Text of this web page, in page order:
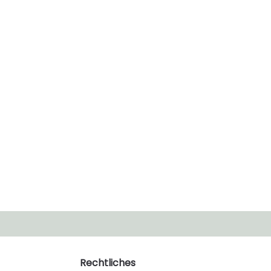
Rechtliches